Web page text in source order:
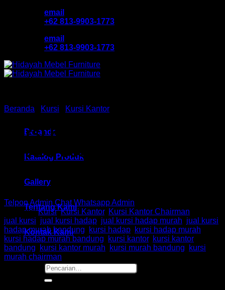
email
+62 813-9903-1773
email
+62 813-9903-1773
Beranda
Katalog Produk
Gallery
Tentang Kami
Kontak Kami
Pencarian
untuk:
Beranda Kursi Kursi Kantor
Kursi Kantor Hadap Chair
HM EC 3050A Bandung
Telpon Admin Chat Whatsapp Admin
Kategori:Kursi,Kursi Kantor, Kursi Kantor Chairman
jual kursi jual kursi hadap jual kursi hadap murah jual kursi
hadap murah bandung
kursi hadap kursi hadap murah
kursi hadap murah bandung
kursi kantor, kursi kantor
bandung
kursi kantor murah kursi murah bandung
kursi
murah chairman